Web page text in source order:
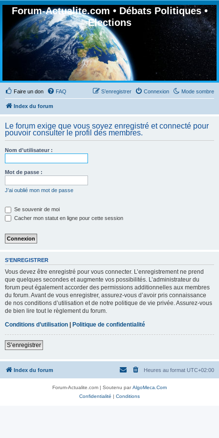
Forum-Actualite.com • Débats Politiques •
Elections
Faire un don Mode sombre
FAQ Connexion
S’enregistrer
Index du forum
Le forum exige que vous soyez enregistré et connecté pour
pouvoir consulter le profil des membres.
Nom d’utilisateur :
Mot de passe :
J’ai oublié mon mot de passe
Se souvenir de moi
Cacher mon statut en ligne pour cette session
S’ENREGISTRER
Vous devez être enregistré pour vous connecter. L’enregistrement ne prend
que quelques secondes et augmente vos possibilités. L’administrateur du
forum peut également accorder des permissions additionnelles aux membres
du forum. Avant de vous enregistrer, assurez-vous d’avoir pris connaissance
de nos conditions d’utilisation et de notre politique de vie privée. Assurez-vous
de bien lire tout le règlement du forum.
Conditions d’utilisation | Politique de confidentialité
S’enregistrer
Index du forum Heures au format UTC+02:00
Forum-Actualite.com | Soutenu parAlgoMeca.Com
Confidentialité | Conditions